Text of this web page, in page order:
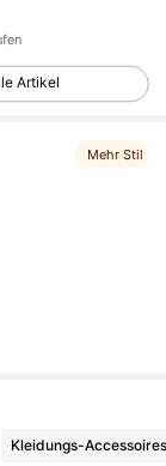
Artikel
Mehr Stil
Kleidungs-Accessoires